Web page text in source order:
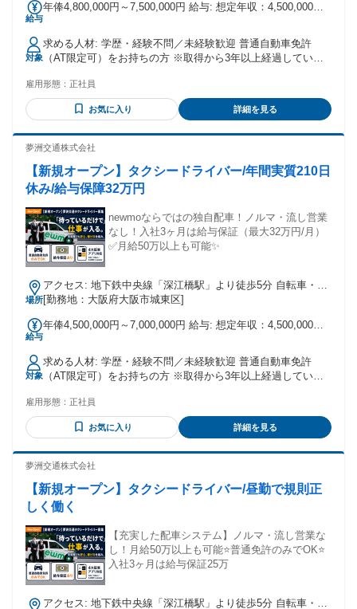
給与
年俸4,800,000円～7,500,000円 給与: 想定年収：4,500,000円
対象
求める人材: 学歴・経験不問／未経験歓迎 普通自動車免許
（AT限定可）をお持ちの方 ※取得から3年以上経過している
・輸送・配送の経験がある方（即戦力！） トラックドライバ
ー、宅配便、軽貨物配送、バス運転手、新聞配達など 「運転
のプロ」としての集中力や地理の知識がそのまま活かせま
業員、大工、設備点検、自動車整備士など コツコツ取り組む
販売、営業の経験がある方 飲食店（ホール・店長）、アパレ
ル販売、ホテルスタッフ、不動産営業など お客様への「おも
です。 ・デスクワークや公務に就いていた方 事務、ITエンジ
ニア、営業職、警察官、消防士、自衛官など 丁寧な対応や規
則を守る誠実さが、お客様からの信頼に直結します。
雇用形態： 正社員
お気に入り 詳細を見る
夢洲交通株式会社
【新規オープン】タクシードライバー/年間実質210日
休み/給与保障32万円
newmoならではの独自配車！ノルマ・流し営業
なし！入社3ヶ月は給与保証（最大32万円/月）
✅️月給50万以上も可能✨
場所
アクセス: 地下鉄中央線「深江橋駅」より徒歩5分 自転車・バ
イク・車通勤可
[勤務地：大阪府大阪市城東区]
給与
年俸4,500,000円～7,000,000円 給与: 想定年収：4,500,000円
対象
求める人材: 学歴・経験不問／未経験歓迎 普通自動車免許
（AT限定可）をお持ちの方 ※取得から3年以上経過している
・輸送・配送の経験がある方（即戦力！） トラックドライバ
ー、宅配便、軽貨物配送、バス運転手、新聞配達など 「運転
のプロ」としての集中力や地理の知識がそのまま活かせま
業員、大工、設備点検、自動車整備士など コツコツ取り組む
販売、営業の経験がある方 飲食店（ホール・店長）、アパレ
ル販売、ホテルスタッフ、不動産営業など お客様への「おも
です。 ・デスクワークや公務に就いていた方 事務、ITエンジ
ニア、営業職、警察官、消防士、自衛官など 丁寧な対応や規
則を守る誠実さが、お客様からの信頼に直結します。
雇用形態： 正社員
お気に入り 詳細を見る
夢洲交通株式会社
【新規オープン】タクシードライバー/昼勤で規則正
しく働く
【充実した配車システム】ノルマ・流し営業な
し！月給50万以上も可能⭐️普通免許のみでOK⭐️
入社3ヶ月は給与保証25万
アクセス: 地下鉄中央線「深江橋駅」より徒歩5分 自転車・バ